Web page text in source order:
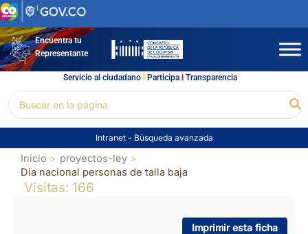
Ir
al
contenidoEncuentra tu
Representante
Servicio al ciudadano l Participal Transparencia
por:
Intranet - Búsqueda avanzada
Inicio
proyectos-ley
Día nacional personas de talla baja
Visitas: 166
Imprimir esta ficha